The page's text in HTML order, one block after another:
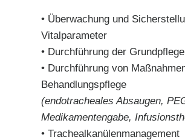
• Überwachung und
Vitalparameter
• Durchführung der Grundpflege
• Durchführung von
Behandlungspflege
(endotracheales Absaugen,
Medikamentengabe,
• Trachealkanülenmanagement